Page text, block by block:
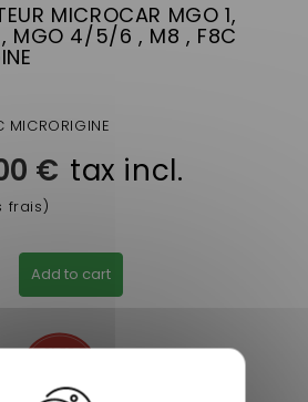
MICROCAR MGO 1,
MGO 4/5/6 , M8 , F8C
MICRORIGINE
€ tax incl.
frais)
Add to cart